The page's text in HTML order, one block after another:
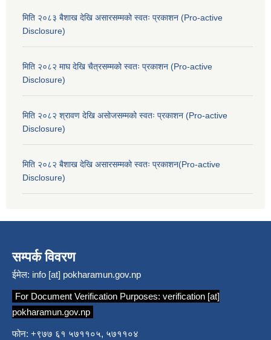
मिति २०८३ बैशाख देखि असारसम्मको स्वतः प्रकाशन (Pro-active
Disclosure)
मिति २०८२ माघ देखि चैत्रसम्मको स्वतः प्रकाशन (Pro-active
Disclosure)
मिति २०८२ श्रावण देखि असोजसम्मको स्वतः प्रकाशन (Pro-active
Disclosure)
मिति २०८२ बैशाख देखि असारसम्मको स्वतः प्रकाशन(Pro-active
Disclosure)
सम्पर्क विवरण
ईमेल: info [at] pokharamun.gov.np
For Document Verification Purposes: verification [at]
pokharamun.gov.np
फोन: +९७७ ६१ ५७११०५, ५७११०४